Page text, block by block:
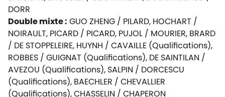
DORR
Double mixte : GUO ZHENG / PILARD, HOCHART /
NOIRAULT, PICARD / PICARD, PUJOL / MOURIER, BRARD
/ DE STOPPELEIRE, HUYNH / CAVAILLE (Qualifications),
ROBBES / GUIGNAT (Qualifications), DE SAINTILAN /
AVEZOU (Qualifications), SALPIN / DORCESCU
(Qualifications), BAECHLER / CHEVALLIER
(Qualifications), CHASSELIN / CHAPERON